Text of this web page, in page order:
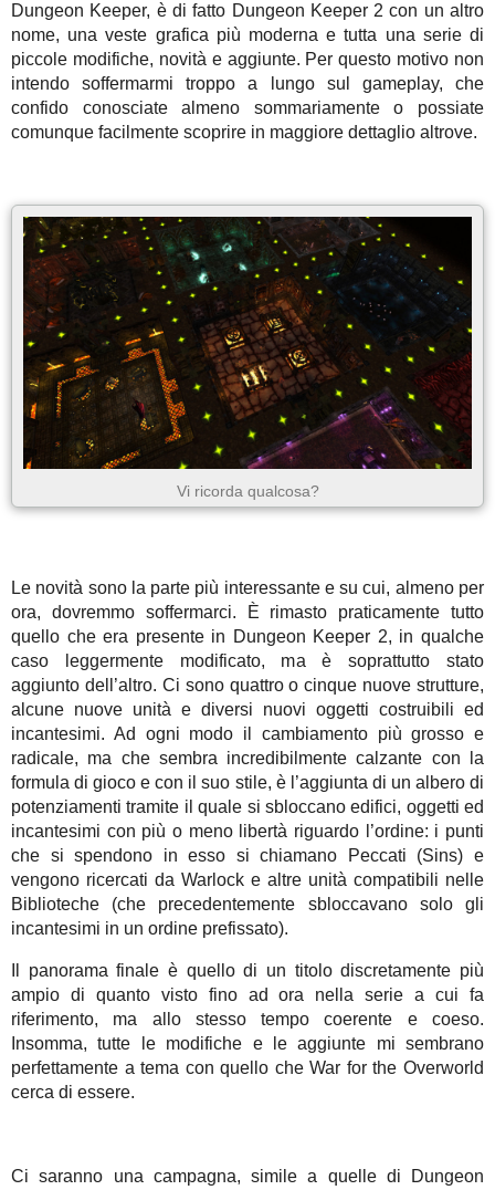
Dungeon Keeper, è di fatto Dungeon Keeper 2 con un altro
nome, una veste grafica più moderna e tutta una serie di
piccole modifiche, novità e aggiunte. Per questo motivo non
intendo soffermarmi troppo a lungo sul gameplay, che
confido conosciate almeno sommariamente o possiate
comunque facilmente scoprire in maggiore dettaglio altrove.
Vi ricorda qualcosa?
Le novità sono la parte più interessante e su cui, almeno per
ora, dovremmo soffermarci. È rimasto praticamente tutto
quello che era presente in Dungeon Keeper 2, in qualche
caso leggermente modificato, ma è soprattutto stato
aggiunto dell’altro. Ci sono quattro o cinque nuove strutture,
alcune nuove unità e diversi nuovi oggetti costruibili ed
incantesimi. Ad ogni modo il cambiamento più grosso e
radicale, ma che sembra incredibilmente calzante con la
formula di gioco e con il suo stile, è l’aggiunta di un albero di
potenziamenti tramite il quale si sbloccano edifici, oggetti ed
incantesimi con più o meno libertà riguardo l’ordine: i punti
che si spendono in esso si chiamano Peccati (Sins) e
vengono ricercati da Warlock e altre unità compatibili nelle
Biblioteche (che precedentemente sbloccavano solo gli
incantesimi in un ordine prefissato).
Il panorama finale è quello di un titolo discretamente più
ampio di quanto visto fino ad ora nella serie a cui fa
riferimento, ma allo stesso tempo coerente e coeso.
Insomma, tutte le modifiche e le aggiunte mi sembrano
perfettamente a tema con quello che War for the Overworld
cerca di essere.
Ci saranno una campagna, simile a quelle di Dungeon